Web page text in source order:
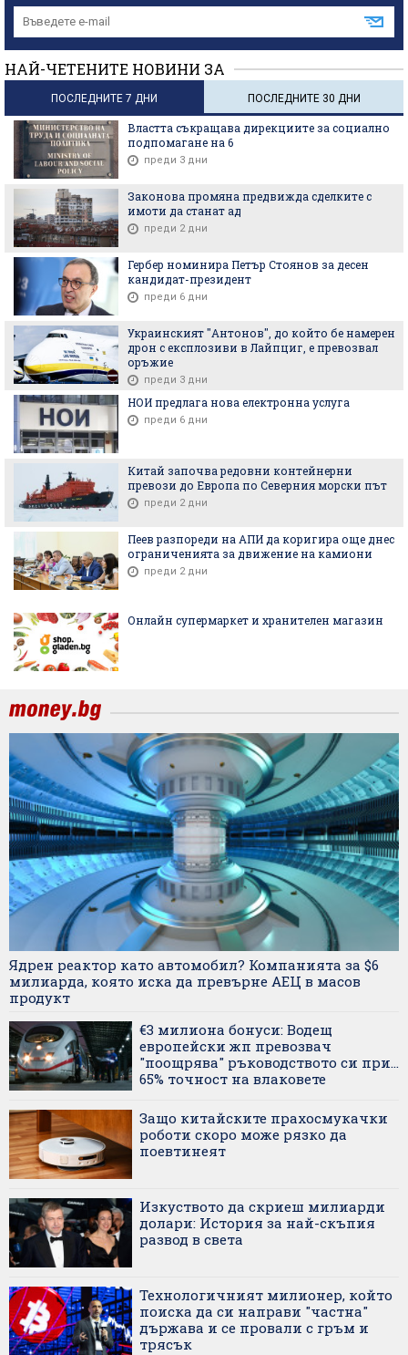
НАЙ-ЧЕТЕНИТЕ НОВИНИ ЗА
ПОСЛЕДНИТЕ 7 ДНИ ПОСЛЕДНИТЕ 30 ДНИ
Властта съкращава дирекциите за социално
подпомагане на 6
преди 3 дни
Законова промяна предвижда сделките с
имоти да станат ад
преди 2 дни
Гербер номинира Петър Стоянов за десен
кандидат-президент
преди 6 дни
Украинският "Антонов", до който бе намерен
дрон с експлозиви в Лайпциг, е превозвал
оръжие
преди 3 дни
НОИ предлага нова електронна услуга
преди 6 дни
Китай започва редовни контейнерни
превози до Европа по Северния морски път
преди 2 дни
Пеев разпореди на АПИ да коригира още днес
ограниченията за движение на камиони
преди 2 дни
Онлайн супермаркет и хранителен магазин
Ядрен реактор като автомобил? Компанията за $6
милиарда, която иска да превърне АЕЦ в масов
продукт
€3 милиона бонуси: Водещ
европейски жп превозвач
"поощрява" ръководството си при...
65% точност на влаковете
Защо китайските прахосмукачки
роботи скоро може рязко да
поевтинеят
Изкуството да скриеш милиарди
долари: История за най-скъпия
развод в света
Технологичният милионер, който
поиска да си направи "частна"
държава и се провали с гръм и
трясък